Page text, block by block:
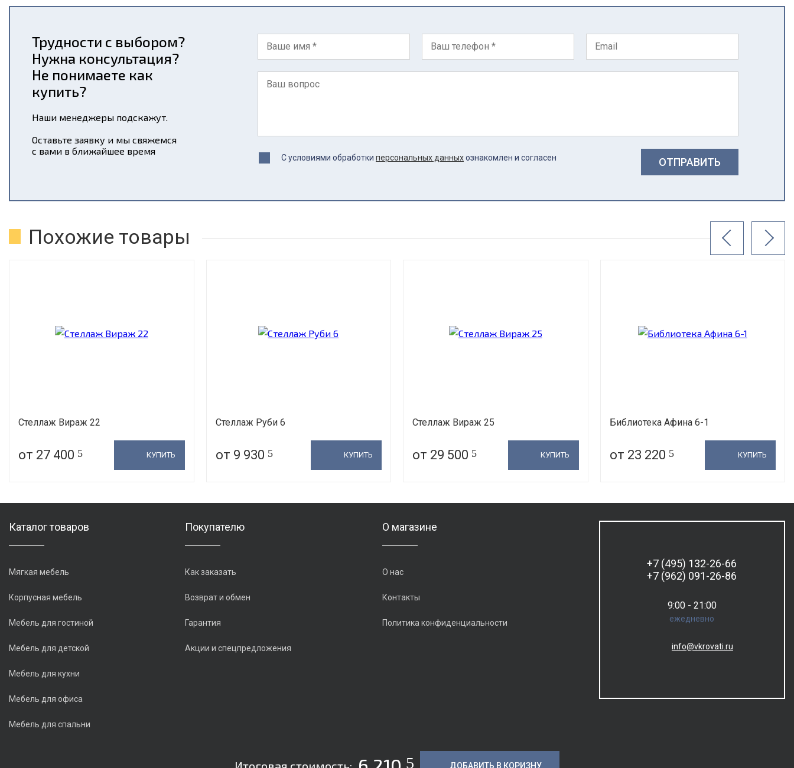
5 ДОБАВИТЬ В КОРИЗНУ
Трудности с выбором?
Нужна консультация?
Не понимаете как
купить?
Наши менеджеры подскажут.
Оставьте заявку и мы свяжемся
с вами в ближайшее время
С условиями обработки персональных данныхознакомлен и согласен ОТПРАВИТЬ
Похожие товары
Стеллаж Вираж 22
от 27 400 5 КУПИТЬ
Стеллаж Руби 6
от 9 930 5 КУПИТЬ
Стеллаж Вираж 25
от 29 500 5 КУПИТЬ
Библиотека Афина 6-1
от 23 220 5 КУПИТЬ
Каталог товаров
Мягкая мебель
Корпусная мебель
Мебель для гостиной
Мебель для детской
Мебель для кухни
Мебель для офиса
Мебель для спальни
Покупателю
Как заказать
Возврат и обмен
Гарантия
Акции и спецпредложения
О магазине
О нас
Контакты
Политика конфиденциальности
+7 (495) 132-26-66
+7 (962) 091-26-86
9:00 - 21:00
ежедневно
info@vkrovati.ru